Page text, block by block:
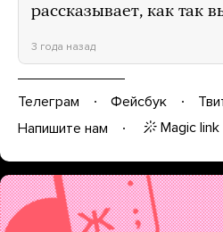
рассказывает, как так
3 года назад
Телеграм Фейсбук
Напишите нам
Magic link